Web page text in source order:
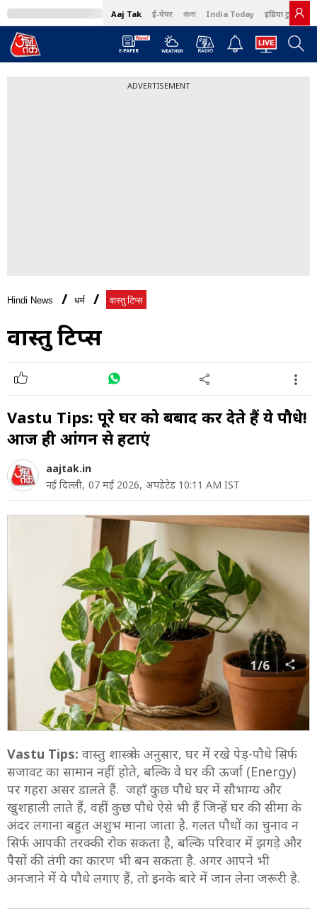
Aaj Tak ई-पेपर বাংলা India Today इंडिया टुडे हिंदी
ADVERTISEMENT
Hindi News धर्म वास्तु टिप्स
वास्तु टिप्स
Vastu Tips: पूरे घर को बर्बाद कर देते हैं ये पौधे!
आज ही आंगन से हटाएं
aajtak.in
नई दिल्ली, 07 मई 2026, अपडेटेड 10:11 AM IST
1/6
Vastu Tips: वास्तु शास्त्र के अनुसार, घर में रखे पेड़-पौधे सिर्फ
सजावट का सामान नहीं होते, बल्कि वे घर की ऊर्जा (Energy)
पर गहरा असर डालते हैं. जहाँ कुछ पौधे घर में सौभाग्य और
खुशहाली लाते हैं, वहीं कुछ पौधे ऐसे भी हैं जिन्हें घर की सीमा के
अंदर लगाना बहुत अशुभ माना जाता है. गलत पौधों का चुनाव न
सिर्फ आपकी तरक्की रोक सकता है, बल्कि परिवार में झगड़े और
पैसों की तंगी का कारण भी बन सकता है. अगर आपने भी
अनजाने में ये पौधे लगाए हैं, तो इनके बारे में जान लेना जरूरी है.